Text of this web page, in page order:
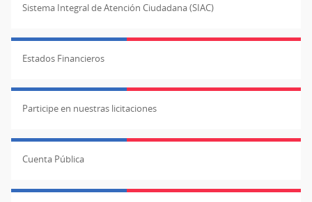
Sistema Integral de Atención Ciudadana (SIAC)
Estados Financieros
Participe en nuestras licitaciones
Cuenta Pública